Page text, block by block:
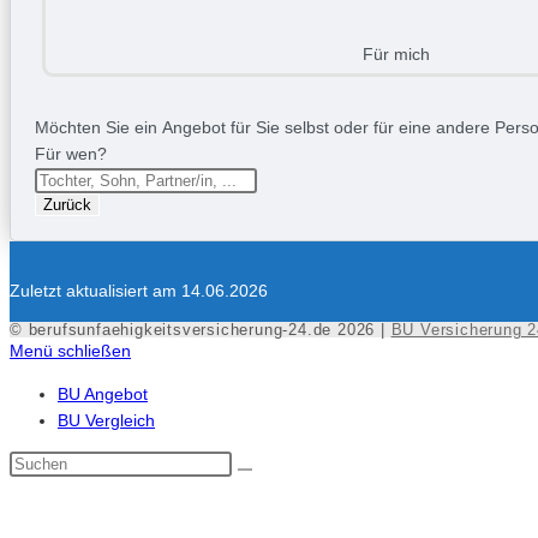
Für mich
Möchten Sie ein Angebot für Sie selbst oder für eine andere
Für wen?
Zurück
Zuletzt aktualisiert am 14.06.2026
© berufsunfaehigkeitsversicherung-24.de 2026 | BU Versicherung
Menü schließen
BU Angebot
BU Vergleich
Diese